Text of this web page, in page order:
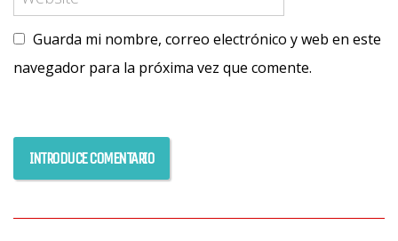
Guarda mi nombre, correo electrónico y web en este
navegador para la próxima vez que comente.